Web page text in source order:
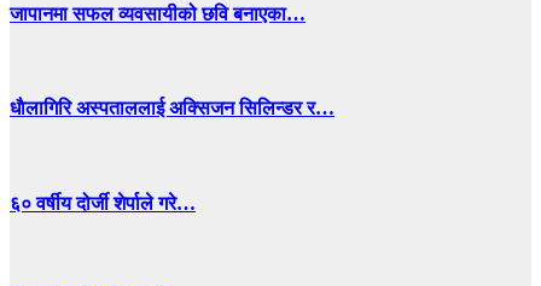
जापानमा सफल व्यवसायीको छवि बनाएका…
धाैलागिरि अस्पताललाई अक्सिजन सिलिन्डर र…
६० वर्षीय दोर्जी शेर्पाले गरे…